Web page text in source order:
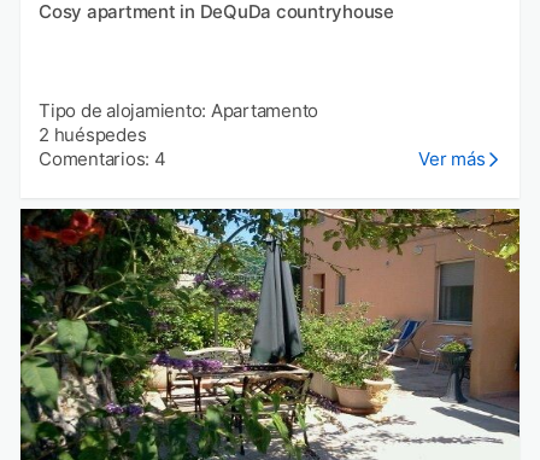
Cosy apartment in DeQuDa countryhouse
Tipo de alojamiento: Apartamento
2 huéspedes
Comentarios: 4
Ver más